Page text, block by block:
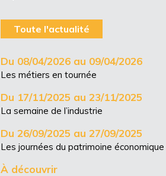
Toute l'actualité
Du 08/04/2026 au 09/04/2026
Les métiers en tournée
Du 17/11/2025 au 23/11/2025
La semaine de l’industrie
Du 26/09/2025 au 27/09/2025
Les journées du patrimoine économique
À découvrir